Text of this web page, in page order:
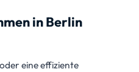
in Berlin
eine effiziente